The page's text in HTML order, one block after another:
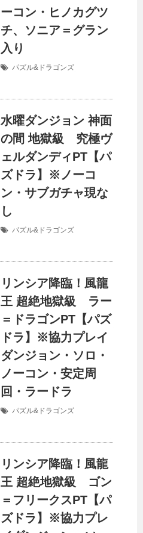
ーコン・ヒノカグツ
チ、ソニア＝グラン
入り
パズル&ドラゴンズ
水曜ダンジョン 神面
の間 地獄級 究極ヴ
ェルダンディPT【パ
ズドラ】※ノーコ
ン・サブガチャ現な
し
パズル&ドラゴンズ
リンシア降臨！風龍
王 超絶地獄級 ラー
＝ドラゴンPT【パズ
ドラ】※協力プレイ
ダンジョン・ソロ・
ノーコン・安定周
回・ラードラ
パズル&ドラゴンズ
リンシア降臨！風龍
王 超絶地獄級 ゴン
＝フリークスPT【パ
ズドラ】※協力プレ